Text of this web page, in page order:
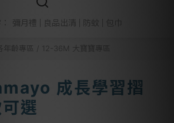
彌月禮 良品出清 防蚊
各年齡專區 12-36M 大寶寶專區
成長學習摺
選